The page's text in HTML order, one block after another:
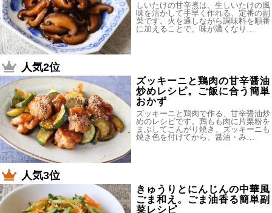
しいたけの甘辛煮は、生しいたけの風
味を活かして手早く作れる、定番の副
菜です。火を通しながら調味料を順番
に加えることで、味が濃くなり…
人気2位
ズッキーニと鶏肉の甘辛醤油
炒めレシピ。ご飯に合う簡単
おかず
ズッキーニと鶏肉で作る、甘辛醤油炒
めのレシピです。鶏もも肉に片栗粉を
まぶしてこんがり焼き、ズッキーニも
焼き色を付けてから、醤油・み…
人気3位
きゅうりとにんじんの中華風
ごま和え。ごま油香る簡単副
菜レシピ